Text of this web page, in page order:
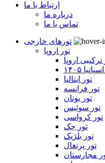
ارتباط با ما
درباره ما
تماس با ما
تورهای خارجی
تور اروپا
ترکیبی اروپا
۱۴۰۵
تور ایتالیا
تور فرانسه
تور یونان
تور سوئیس
تور کرواسی
تور چک
تور بلژیک
تور پرتغال
مجارستان